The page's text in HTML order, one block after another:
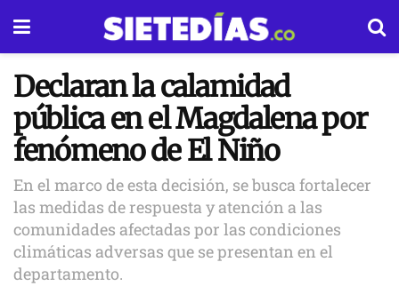
Declaran la calamidad
pública en el Magdalena por
fenómeno de El Niño
En el marco de esta decisión, se busca fortalecer
las medidas de respuesta y atención a las
comunidades afectadas por las condiciones
climáticas adversas que se presentan en el
departamento.